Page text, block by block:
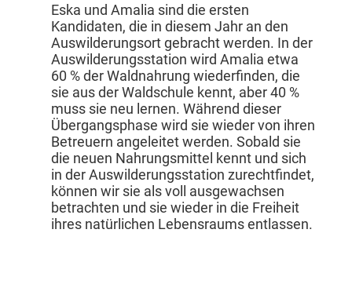
Eska und Amalia sind die ersten
Kandidaten, die in diesem Jahr an den
Auswilderungsort gebracht werden. In der
Auswilderungsstation wird Amalia etwa
60 % der Waldnahrung wiederfinden, die
sie aus der Waldschule kennt, aber 40 %
muss sie neu lernen. Während dieser
Übergangsphase wird sie wieder von ihren
Betreuern angeleitet werden. Sobald sie
die neuen Nahrungsmittel kennt und sich
in der Auswilderungsstation zurechtfindet,
können wir sie als voll ausgewachsen
betrachten und sie wieder in die Freiheit
ihres natürlichen Lebensraums entlassen.